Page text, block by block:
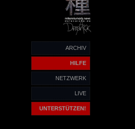
ARCHIV
HILFE
NETZWERK
LIVE
UNTERSTÜTZEN!